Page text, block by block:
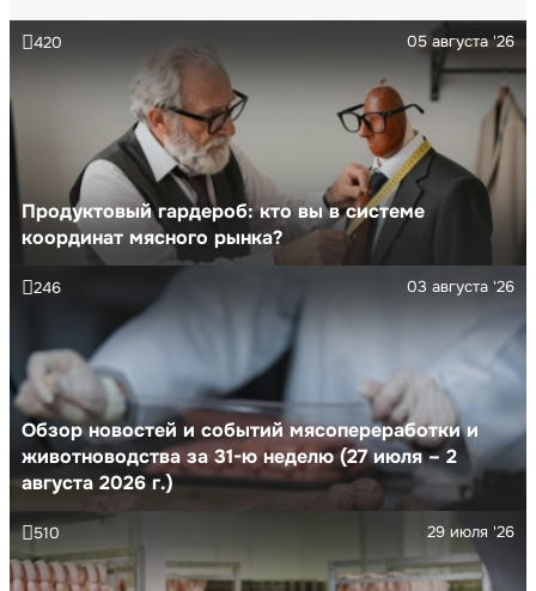
Продуктовый гардероб: кто вы в системе
координат мясного рынка?
05 августа '26
420
Обзор новостей и событий мясопереработки и
животноводства за 31-ю неделю (27 июля – 2
августа 2026 г.)
03 августа '26
246
29 июля '26
510